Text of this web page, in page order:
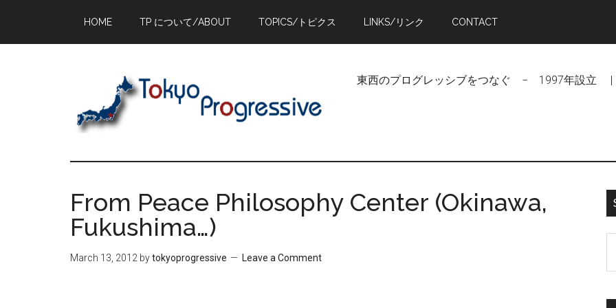
main
primary
footer
HOME TP について/ABOUT TOPICS/トピクス LINKS/リンク CONTACT
東西のプログレッシブをつなぐ − 1997年設立 |
From Peace Philosophy Center (Okinawa,
Fukushima…)
March 13, 2012 bytokyoprogressive Leave a Comment